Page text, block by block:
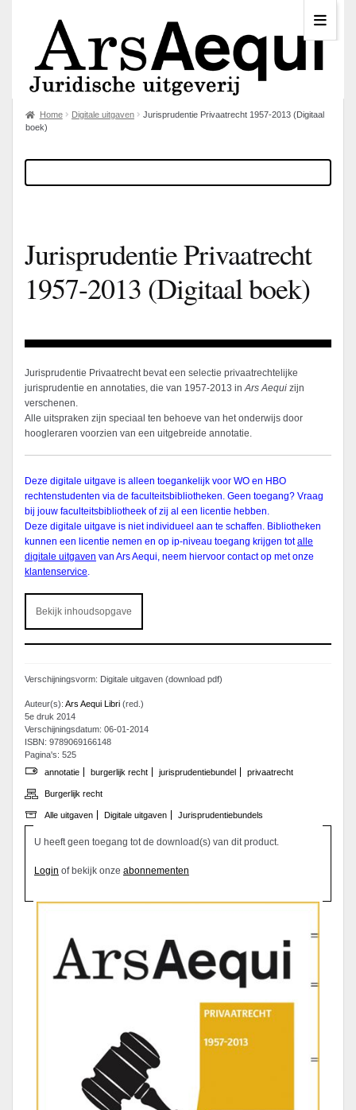
Home Digitale uitgaven
Jurisprudentie Privaatrecht 1957-2013 (Digitaal
boek)
Jurisprudentie Privaatrecht
1957-2013 (Digitaal boek)
Jurisprudentie Privaatrecht bevat een selectie privaatrechtelijke
jurisprudentie en annotaties, die van 1957-2013 inArs Aequi zijn
verschenen.
Alle uitspraken zijn speciaal ten behoeve van het onderwijs door
hoogleraren voorzien van een uitgebreide annotatie.
Deze digitale uitgave is alleen toegankelijk voor WO en HBO
rechtenstudenten via de faculteitsbibliotheken. Geen toegang? Vraag
bij jouw faculteitsbibliotheek of zij al een licentie hebben.
Deze digitale uitgave is niet individueel aan te schaffen. Bibliotheken
kunnen een licentie nemen en op ip-niveau toegang krijgen totalle
digitale uitgaven van Ars Aequi, neem hiervoor contact op met onze
klantenservice.
Bekijk inhoudsopgave
Verschijningsvorm: Digitale uitgaven (download pdf)
Auteur(s): Ars Aequi Libri (red.)
5e druk 2014
Verschijningsdatum: 06-01-2014
ISBN: 9789069166148
Pagina's: 525
annotatie
burgerlijk recht jurisprudentiebundel privaatrecht
Burgerlijk recht
Alle uitgaven Digitale uitgaven Jurisprudentiebundels
U heeft geen toegang tot de download(s) van dit product.
Login of bekijk onze abonnementen